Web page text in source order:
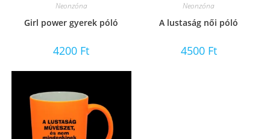
Neonzóna
Girl power gyerek póló
4200 Ft
Neonzóna
A lustaság női póló
4500 Ft